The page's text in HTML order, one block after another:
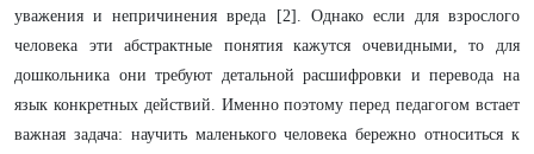
уважения и непричинения вреда [2]. Однако если для взрослого
человека эти абстрактные понятия кажутся очевидными, то для
дошкольника они требуют детальной расшифровки и перевода на
язык конкретных действий. Именно поэтому перед педагогом встает
важная задача: научить маленького человека бережно относиться к